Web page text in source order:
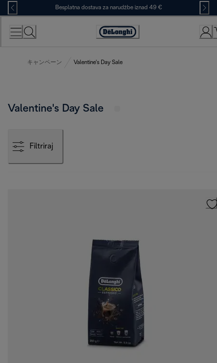
Skip
to
Content
Besplatna dostava za narudžbe iznad 49 €
Accessibility
キャンペーン Valentine's Day Sale
Valentine's Day Sale
Filtriraj